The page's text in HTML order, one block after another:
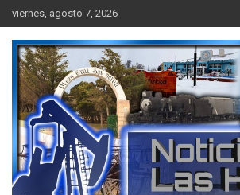
Skip
to
content
viernes, agosto 7, 2026